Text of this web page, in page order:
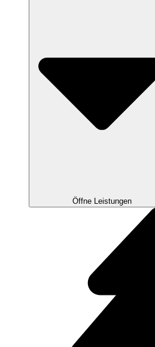
Öffne Leistungen